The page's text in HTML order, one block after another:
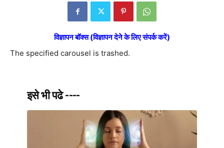
विज्ञापन बॉक्स (विज्ञापन देने के लिए संपर्क करें)
The specified carousel is trashed.
इसे भी पढे ----